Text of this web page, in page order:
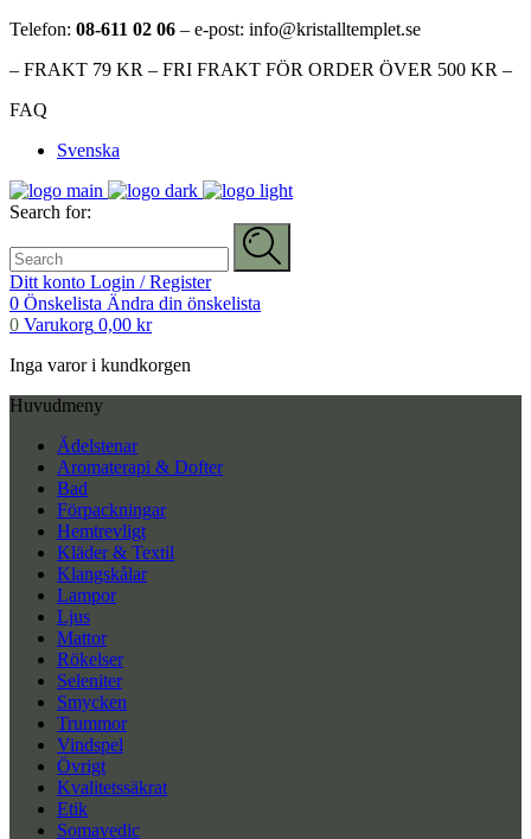
Telefon: 08-611 02 06 – e-post: info@kristalltemplet.se
– FRAKT 79 KR – FRI FRAKT FÖR ORDER ÖVER 500 KR –
FAQ
Svenska
Search for:
Ditt konto Login / Register
0 Önskelista Ändra din önskelista
0 Varukorg 0,00 kr
Inga varor i kundkorgen
Huvudmeny
Ädelstenar
Aromaterapi & Dofter
Bad
Förpackningar
Hemtrevligt
Kläder & Textil
Klangskålar
Lampor
Ljus
Mattor
Rökelser
Seleniter
Smycken
Trummor
Vindspel
Övrigt
Kvalitetssäkrat
Etik
Somavedic